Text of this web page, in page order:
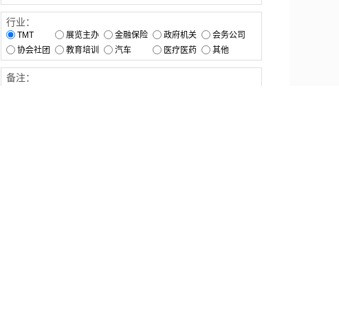
行业：
TMT 展览主办 金融保险 政府机关
会务公司
协会社团
教育培训 汽车 医疗医药 其他
备注：